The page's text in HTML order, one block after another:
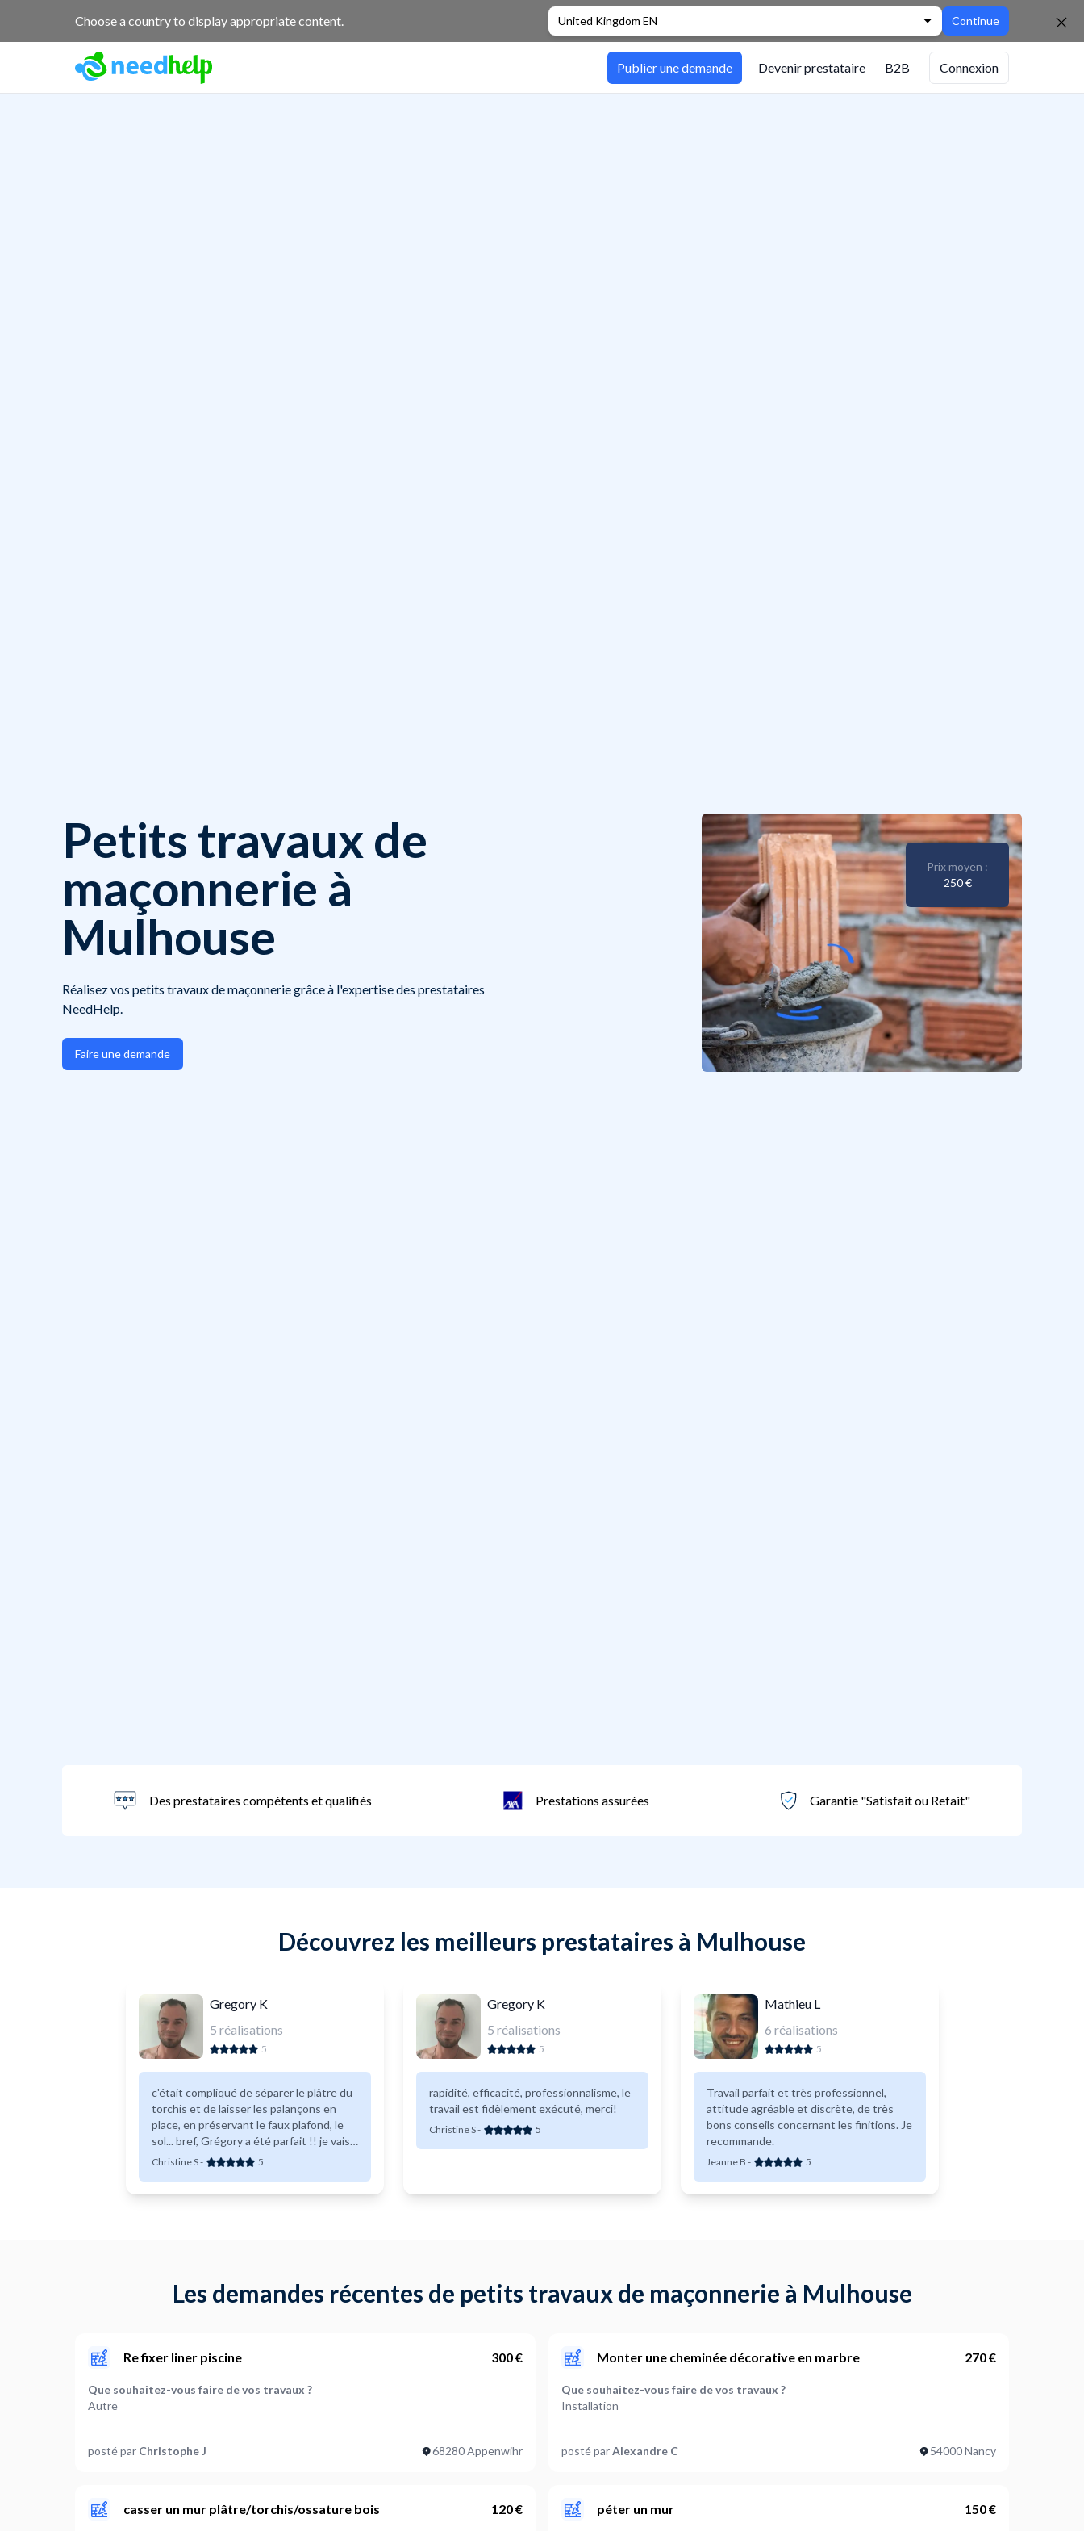
Choose a country to display appropriate content. United Kingdom EN Continue
Publier une demande Devenir prestataire B2B Connexion
Petits travaux de
maçonnerie à
Mulhouse
Réalisez vos petits travaux de maçonnerie grâce à l'expertise des prestataires
NeedHelp.
Faire une demande
Prix moyen :
250 €
Des prestataires compétents et qualifiés Prestations assurées Garantie "Satisfait ou Refait"
Découvrez les meilleurs prestataires à Mulhouse
Gregory K
5 réalisations
5
c'était compliqué de séparer le plâtre du
torchis et de laisser les palançons en
place, en préservant le faux plafond, le
sol... bref, Grégory a été parfait !! je vais à
nouveau faire appel à lui pour d'autres
Christine S- 5
Gregory K
5 réalisations
5
rapidité, efficacité, professionnalisme, le
travail est fidèlement exécuté, merci!
Christine S- 5
Mathieu L
6 réalisations
5
Travail parfait et très professionnel,
attitude agréable et discrète, de très
bons conseils concernant les finitions. Je
recommande.
Jeanne B - 5
Les demandes récentes de petits travaux de maçonnerie à Mulhouse
Re fixer liner piscine 300 €
Que souhaitez-vous faire de vos travaux ?
Autre
Extérieur
Je suis prêt à démarrer
posté par Christophe J 68280 Appenwihr
Monter une cheminée décorative en marbre 270 €
Que souhaitez-vous faire de vos travaux ?
Installation
Salon
Je suis prêt à démarrer
posté parAlexandre C 54000 Nancy
casser un mur plâtre/torchis/ossature bois 120 € péter un mur 150 €